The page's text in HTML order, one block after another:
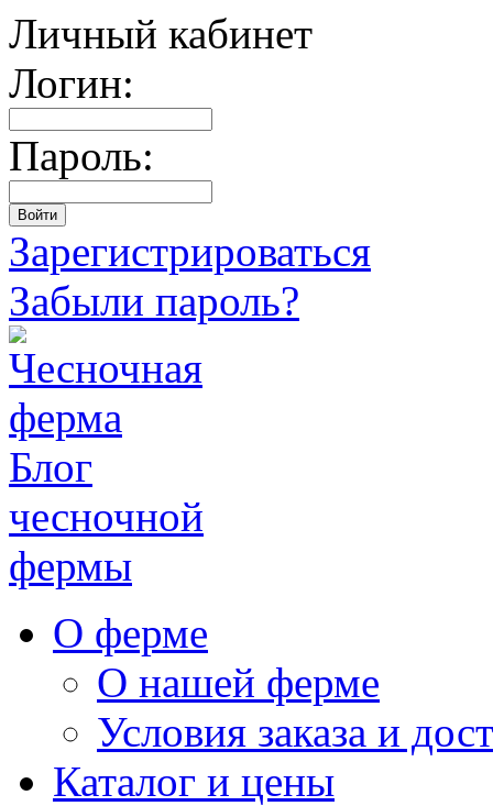
Личный кабинет
Логин:
Пароль:
Зарегистрироваться
Забыли пароль?
Блог
чесночной
фермы
О ферме
О нашей ферме
Условия заказа и
Каталог и цены